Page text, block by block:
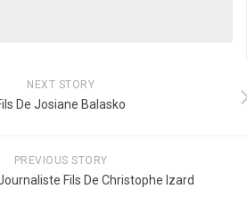
NEXT STORY
De Josiane Balasko
PREVIOUS STORY
Fils De Christophe Izard